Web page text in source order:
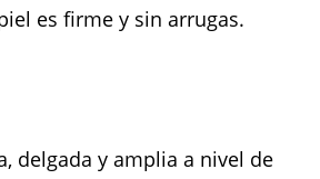
es firme y sin arrugas.
delgada y amplia a nivel de